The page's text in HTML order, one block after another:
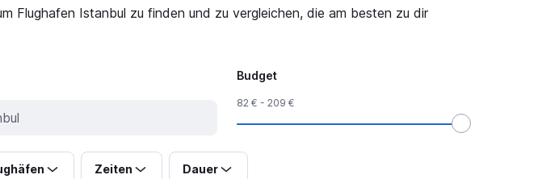
Flughafen Istanbul zu finden und zu vergleichen, die am besten zu dir
Budget
82 € - 209 €
Zeiten Dauer